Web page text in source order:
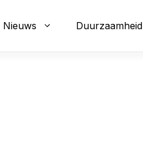
Nieuws Duurzaamheid